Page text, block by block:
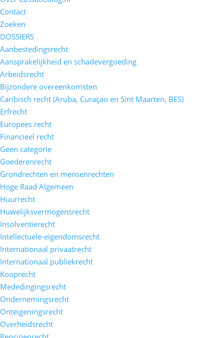
Contact
Zoeken
DOSSIERS
Aanbestedingsrecht
Aansprakelijkheid en schadevergoeding
Arbeidsrecht
Bijzondere overeenkomsten
Caribisch recht (Aruba, Curaçao en Sint Maarten, BES)
Erfrecht
Europees recht
Financieel recht
Geen categorie
Goederenrecht
Grondrechten en mensenrechten
Hoge Raad Algemeen
Huurrecht
Huwelijksvermogensrecht
Insolventierecht
Intellectuele-eigendomsrecht
Internationaal privaatrecht
Internationaal publiekrecht
Kooprecht
Mededingingsrecht
Ondernemingsrecht
Onteigeningsrecht
Overheidsrecht